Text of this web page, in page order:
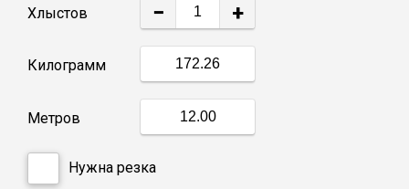
Круг
Винтовые сваи
Хлыстов − +
Килограмм
Метров
Нужна резка